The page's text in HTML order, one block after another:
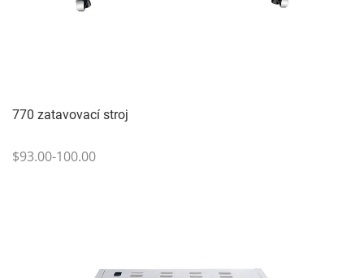
770 zatavovací stroj
$93.00-100.00